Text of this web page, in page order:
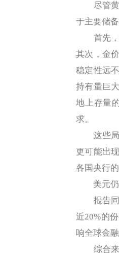
尽管黄
于主要储
首先，
其次，金
稳定性远
持有量巨
地上存量
求。
这些局
更可能出
各国央行
美元仍
报告同
近20%的
响全球金
综合来